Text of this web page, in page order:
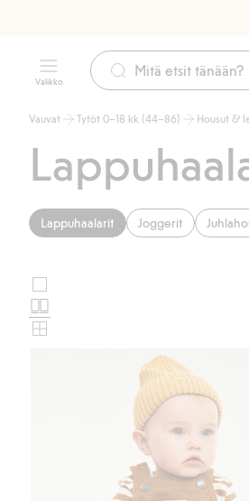
Valikko
Vauvat Tytöt 0–18 kk (44–86) Housut &
Lappuhaalarit Joggerit
Valitse
tuotekortin